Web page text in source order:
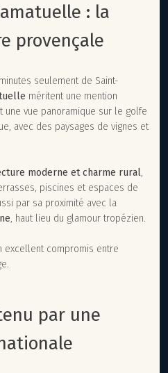
: la
provençale
seulement de Saint-
méritent une mention
vue panoramique sur le golfe
avec des paysages de vignes et
moderne et charme rural,
piscines et espaces de
par sa proximité avec la
, haut lieu du glamour tropézien.
excellent compromis entre
par une